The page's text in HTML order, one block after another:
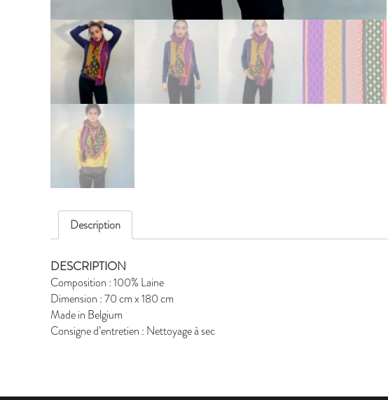
Description
DESCRIPTION
Composition : 100% Laine
Dimension : 70 cm x 180 cm
Made in Belgium
Consigne d’entretien : Nettoyage à sec